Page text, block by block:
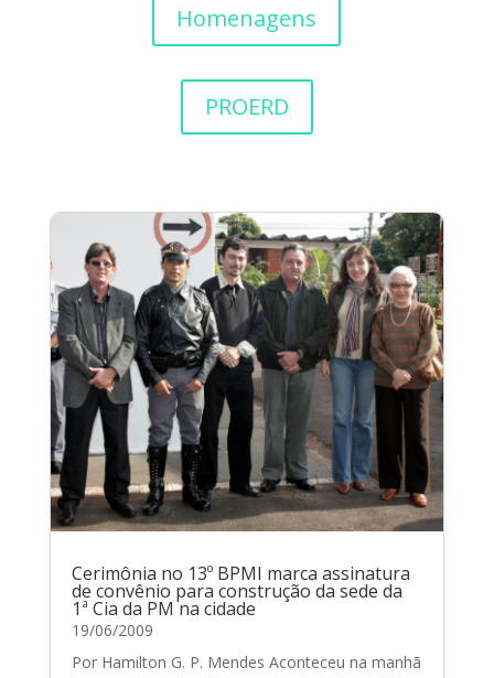
Homenagens
PROERD
Cerimônia no 13º BPMI marca assinatura
de convênio para construção da sede da
1ª Cia da PM na cidade
19/06/2009
Por Hamilton G. P. Mendes Aconteceu na manhã